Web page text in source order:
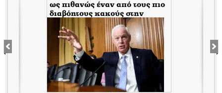
ως πιθανώς έναν από τους πιο
διαβόητους κακούς στην
αμερικανική ιστορία